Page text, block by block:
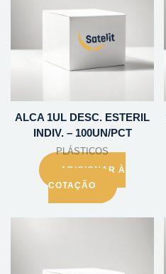
ALCA 1UL DESC. ESTERIL
INDIV. – 100UN/PCT
PLÁSTICOS
ADICIONAR À
COTAÇÃO